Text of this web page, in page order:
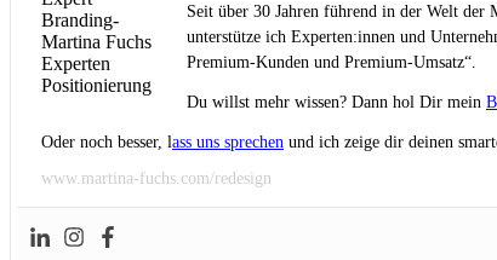
Seit über 30 Jahren führend in der Welt
unterstütze ich Experten:innen und
Premium-Kunden und Premium-Umsatz“.
Du willst mehr wissen? Dann hol Dir mein
Oder noch besser, lass uns sprechen und ich zeige dir deinen
www.martina-fuchs.com/redesign